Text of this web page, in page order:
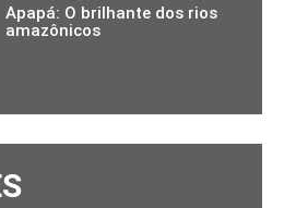
Apapá: O brilhante dos rios
amazônicos